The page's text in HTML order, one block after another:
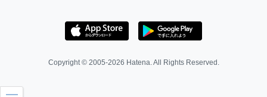
Copyright © 2005-2026 Hatena. All Rights Reserved.